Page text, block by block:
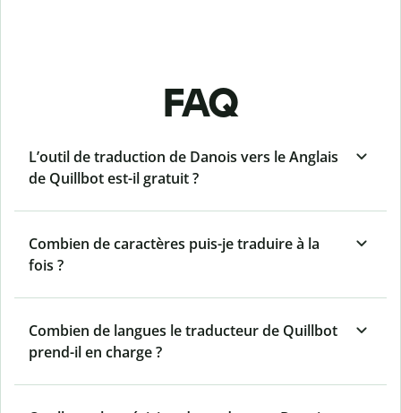
FAQ
L’outil de traduction de Danois vers le Anglais
de Quillbot est-il gratuit ?
Combien de caractères puis-je traduire à la
fois ?
Combien de langues le traducteur de Quillbot
prend-il en charge ?